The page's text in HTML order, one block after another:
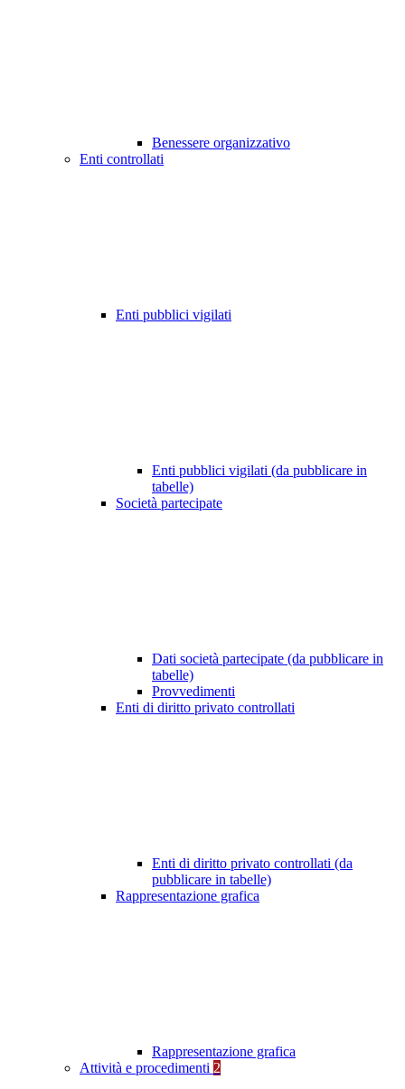
Benessere organizzativo
Enti controllati
Enti pubblici vigilati
Enti pubblici vigilati (da pubblicare in
tabelle)
Società partecipate
Dati società partecipate (da pubblicare in
tabelle)
Provvedimenti
Enti di diritto privato controllati
Enti di diritto privato controllati (da
pubblicare in tabelle)
Rappresentazione grafica
Rappresentazione grafica
Attività e procedimenti 2